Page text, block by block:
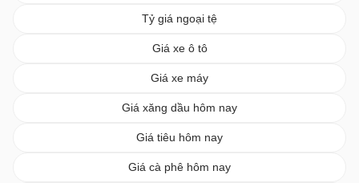
Tỷ giá ngoại tệ
Giá xe ô tô
Giá xe máy
Giá xăng dầu hôm nay
Giá tiêu hôm nay
Giá cà phê hôm nay